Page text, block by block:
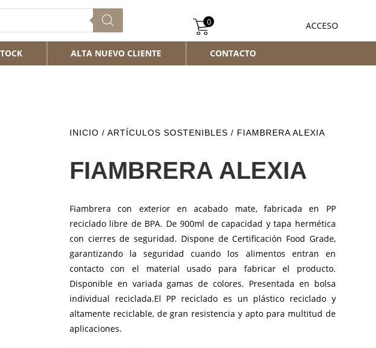
ACCESO
0
ALTA NUEVO CLIENTE CONTACTO
INICIO / ARTÍCULOS SOSTENIBLES / FIAMBRERA ALEXIA
FIAMBRERA ALEXIA
Fiambrera con exterior en acabado mate, fabricada en PP
reciclado libre de BPA. De 900ml de capacidad y tapa hermética
con cierres de seguridad. Dispone de Certificación Food Grade,
garantizando la seguridad cuando los alimentos entran en
contacto con el material usado para fabricar el producto.
Disponible en variada gamas de colores. Presentada en bolsa
individual reciclada.El PP reciclado es un plástico reciclado y
altamente reciclable, de gran resistencia y apto para multitud de
aplicaciones.